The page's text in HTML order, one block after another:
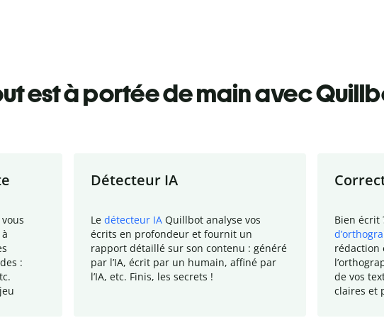
est à portée de main avec
:
Détecteur IA
Le détecteur IA Quillbot analyse vos
écrits en profondeur et fournit un
rapport détaillé sur son contenu : généré
par l’IA, écrit par un humain, affiné par
l’IA, etc. Finis, les secrets !
Bien écrit
d’
rédaction
l’
de vos
claires et